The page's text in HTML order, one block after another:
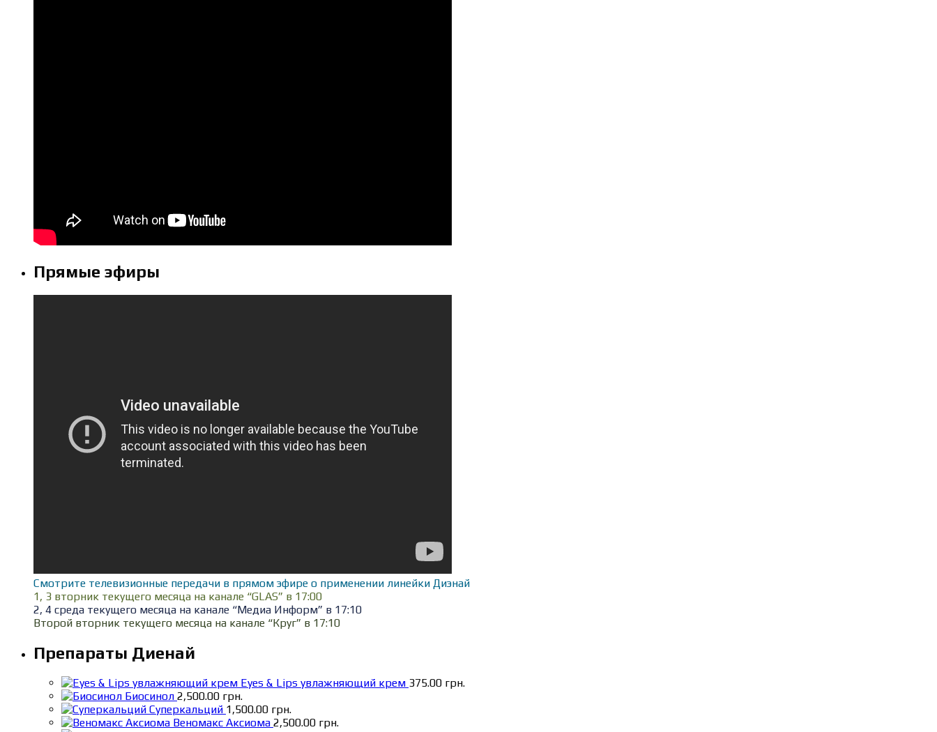
Прямые эфиры
Смотрите телевизионные передачи в прямом эфире о применении линейки Диэнай
1, 3 вторник текущего месяца на канале “GLAS” в 17:00
2, 4 среда текущего месяца на канале “Медиа Информ” в 17:10
Второй вторник текущего месяца на канале “Круг” в 17:10
Препараты Диенай
Eyes & Lips увлажняющий крем 375.00 грн.
Биосинол 2,500.00 грн.
Суперкальций 1,500.00 грн.
Веномакс Аксиома 2,500.00 грн.